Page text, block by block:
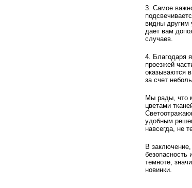
3. Самое
видны другим
дает вам
случаев.
4. Благодаря
проезжей
оказываются
за счет
Мы рады, что
цветами
удобным
навсегда, не
В
безопасность
темноте,
новинки.